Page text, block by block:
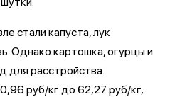
стали капуста, лук
Однако картошка, огурцы и
для расстройства.
руб/кг до 62,27 руб/кг,